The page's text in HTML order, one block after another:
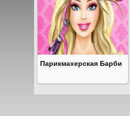
Парикмахерская Барби